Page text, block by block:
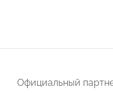
Официальный